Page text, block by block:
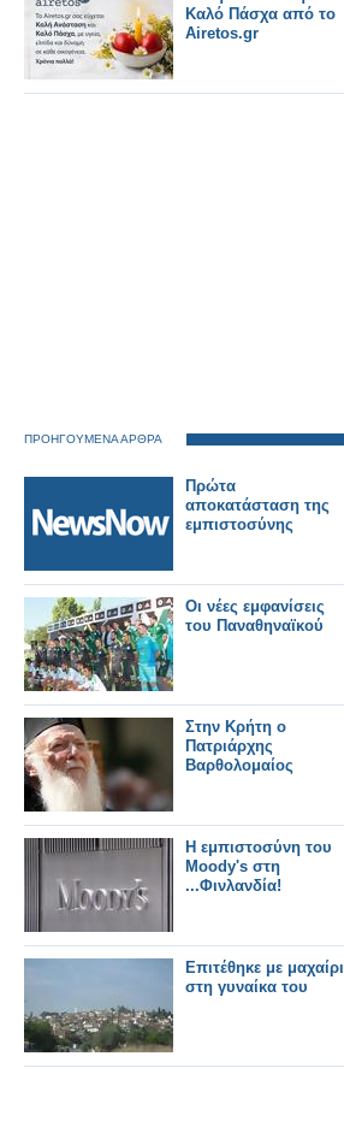
Καλό Πάσχα από το
Airetos.gr
ΠΡΟΗΓΟΥΜΕΝΑ ΑΡΘΡΑ
Πρώτα
αποκατάσταση της
εμπιστοσύνης
Οι νέες εμφανίσεις
του Παναθηναϊκού
Στην Κρήτη ο
Πατριάρχης
Βαρθολομαίος
Η εμπιστοσύνη του
Moody's στη
...Φινλανδία!
Επιτέθηκε με μαχαίρι
στη γυναίκα του